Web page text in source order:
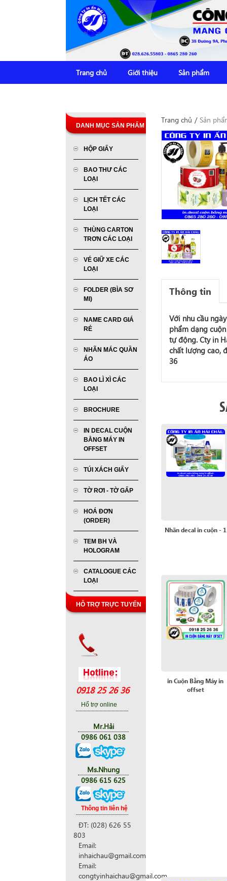
Trang chủ Giới thiệu Sản phẩm
DANH MỤC SẢN PHẨM
HỘP GIẤY
BAO THƯ CÁC
LOẠI
LỊCH TẾT CÁC
LOẠI
THÙNG CARTON
TRƠN CÁC LOẠI
VÉ GIỮ XE CÁC
LOẠI
FOLDER (BÌA SƠ
MI)
NAME CARD GIÁ
RẺ
NHÃN MÁC QUẦN
ÁO
BAO LÌ XÌ CÁC
LOẠI
BROCHURE
IN DECAL CUỘN
BẰNG MÁY IN
OFFSET
TÚI XÁCH GIẤY
TỜ RƠI - TỜ GẤP
HOÁ ĐƠN
(ORDER)
TEM BH VÀ
HOLOGRAM
CATALOGUE CÁC
LOẠI
HỖ TRỢ TRỰC TUYẾN
0918 25 26 36
Hổ trợ online
Mr.Hải
0986 061 038
Ms.Nhung
0986 615 625
Thông tin liên hệ
ĐT: (028) 626 55
803
Email:
inhaichau@gmail.com
Email:
congtyinhaichau@gmail.com
Trang chủ / Sản
Thông tin
Với nhu cầu
phẩm dạng
tự động. Cty in
chất lượng cao,
36
Nhãn decal in cuộn - 1
in Cuộn Bằng Máy in
offset